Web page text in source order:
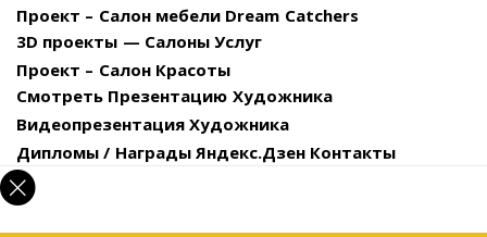
Проект – Салон мебели Dream Catchers
3D проекты — Салоны Услуг
Проект – Салон Красоты
Смотреть Презентацию Художника
Видеопрезентация Художника
Дипломы / Награды Яндекс.Дзен Контакты